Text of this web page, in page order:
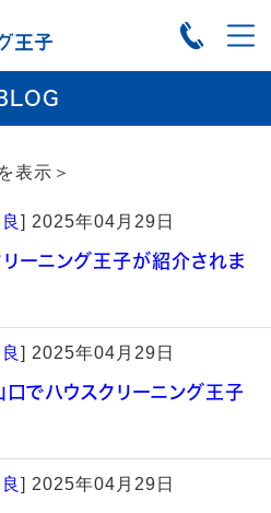
表示＞
] 2025年04月29日
リーニング王子が紹介されま
] 2025年04月29日
口でハウスクリーニング王子
] 2025年04月29日